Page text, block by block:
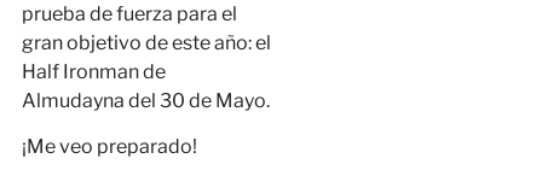
prueba de fuerza para el
gran objetivo de este año: el
Half Ironman de
Almudayna del 30 de Mayo.
¡Me veo preparado!